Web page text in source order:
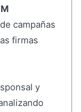
campañas
firmas
y